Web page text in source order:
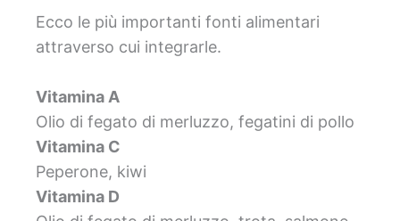
Ecco le più importanti fonti alimentari
attraverso cui integrarle.
Vitamina A
Olio di fegato di merluzzo, fegatini di pollo
Vitamina C
Peperone, kiwi
Vitamina D